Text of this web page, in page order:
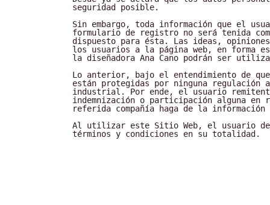
seguridad posible.
Sin embargo, toda información que el
formulario de registro no será tenida
dispuesto para ésta. Las ideas,
los usuarios a la página web, en forma
la diseñadora Ana Cano podrán ser
Lo anterior, bajo el entendimiento de
están protegidas por ninguna
industrial. Por ende, el usuario
indemnización o participación alguna en
referida compañía haga de la
Al utilizar este Sitio Web, el usuario
términos y condiciones en su totalidad.